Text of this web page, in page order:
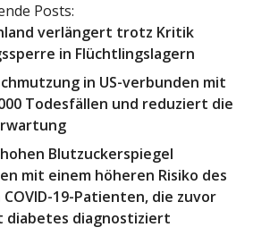
Posts:
verlängert trotz Kritik
in Flüchtlingslagern
in US-verbunden mit
Todesfällen und reduziert die
Blutzuckerspiegel
mit einem höheren Risiko des
COVID-19-Patienten, die zuvor
diabetes diagnostiziert